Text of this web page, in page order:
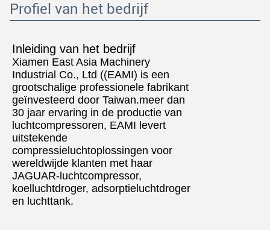
Profiel van het bedrijf
Inleiding van het bedrijf
Xiamen East Asia Machinery
Industrial Co., Ltd ((EAMI) is een
grootschalige professionele fabrikant
geïnvesteerd door Taiwan.meer dan
30 jaar ervaring in de productie van
luchtcompressoren, EAMI levert
uitstekende
compressieluchtoplossingen voor
wereldwijde klanten met haar
JAGUAR-luchtcompressor,
koelluchtdroger, adsorptieluchtdroger
en luchttank.